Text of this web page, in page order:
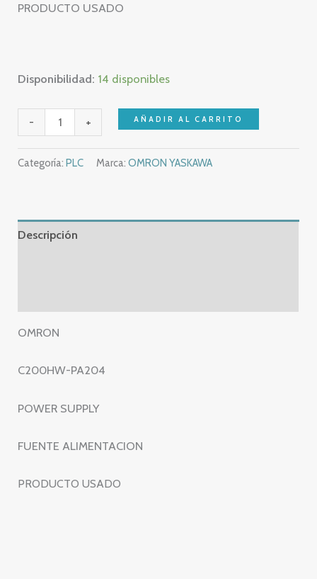
PRODUCTO USADO
Disponibilidad: 14 disponibles
-
OMRON
C200HW-
PA204
–
FUENTE
ALIMENTACION
+ AÑADIR AL CARRITO
Categoría:PLC Marca:OMRON YASKAWA
Descripción
OMRON
C200HW-PA204
POWER SUPPLY
FUENTE ALIMENTACION
PRODUCTO USADO